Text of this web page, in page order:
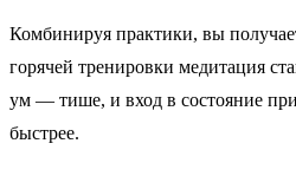
Комбинируя практики, вы
горячей тренировки медитация
ум — тише, и вход в состояние
быстрее.